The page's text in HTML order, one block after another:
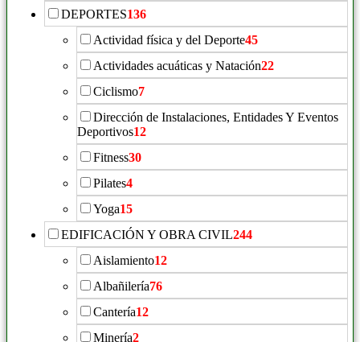
DEPORTES136
Actividad física y del Deporte45
Actividades acuáticas y Natación22
Ciclismo7
Dirección de Instalaciones, Entidades Y Eventos
Deportivos12
Fitness30
Pilates4
Yoga15
EDIFICACIÓN Y OBRA CIVIL244
Aislamiento12
Albañilería76
Cantería12
Minería2